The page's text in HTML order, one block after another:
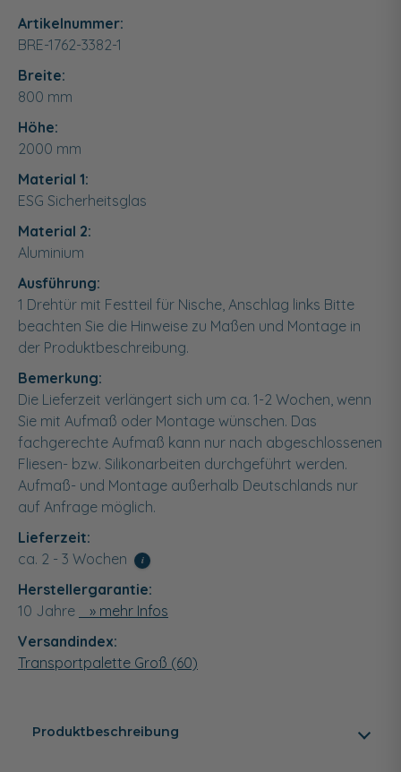
Artikelnummer:
BRE-1762-3382-1
Breite:
800 mm
Höhe:
2000 mm
Material 1:
ESG Sicherheitsglas
Material 2:
Aluminium
Ausführung:
1 Drehtür mit Festteil für Nische, Anschlag links Bitte
beachten Sie die Hinweise zu Maßen und Montage in
der Produktbeschreibung.
Bemerkung:
Die Lieferzeit verlängert sich um ca. 1-2 Wochen, wenn
Sie mit Aufmaß oder Montage wünschen. Das
fachgerechte Aufmaß kann nur nach abgeschlossenen
Fliesen- bzw. Silikonarbeiten durchgeführt werden.
Aufmaß- und Montage außerhalb Deutschlands nur
auf Anfrage möglich.
Lieferzeit:
ca. 2 - 3 Wochen
i
Herstellergarantie:
10 Jahre
» mehr Infos
Versandindex:
Transportpalette Groß (60)
Produktbeschreibung